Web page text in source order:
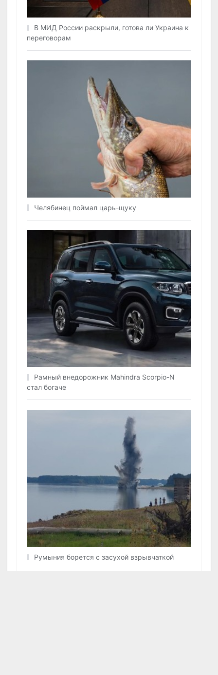
В МИД России раскрыли, готова ли Украина к
переговорам
Челябинец поймал царь-щуку
Рамный внедорожник Mahindra Scorpio-N
стал богаче
Румыния борется с засухой взрывчаткой